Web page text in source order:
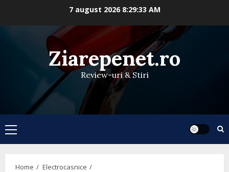
7 august 2026 8:29:34 AM
Ziarepenet.ro
Review-uri & Stiri
Primary
Menu
Home
Electrocasnice